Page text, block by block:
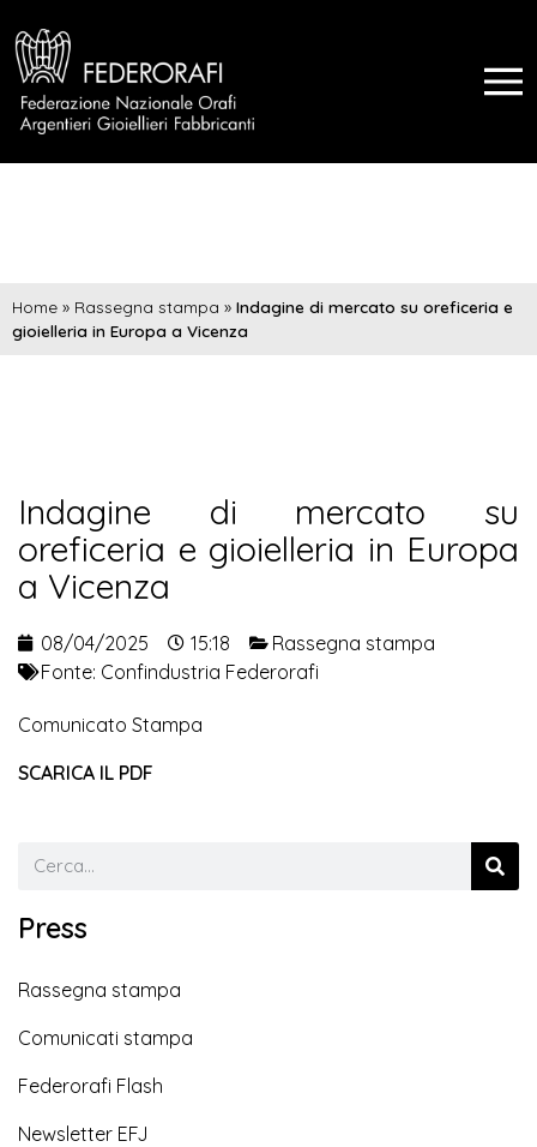
Home » Rassegna stampa » Indagine di mercato su oreficeria e
gioielleria in Europa a Vicenza
Indagine di mercato su
oreficeria e gioielleria in Europa
a Vicenza
08/04/2025 15:18
Rassegna stampa
Fonte: Confindustria Federorafi
Comunicato Stampa
SCARICA IL PDF
Press
Rassegna stampa
Comunicati stampa
Federorafi Flash
Newsletter EFJ